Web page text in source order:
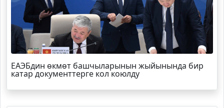
ЕАЭБдин өкмөт башчыларынын жыйынында бир
катар документтерге кол коюлду